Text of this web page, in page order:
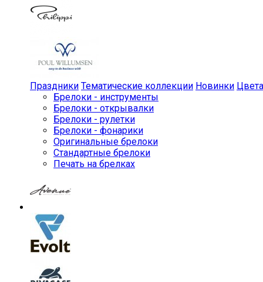
Праздники Тематические коллекции Новинки Цвета
Брелоки - инструменты
Брелоки - открывалки
Брелоки - рулетки
Брелоки - фонарики
Оригинальные брелоки
Стандартные брелоки
Печать на брелках